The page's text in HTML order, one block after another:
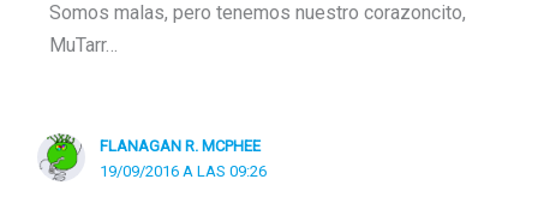
Somos malas, pero tenemos nuestro corazoncito,
MuTarr…
FLANAGAN R. MCPHEE
19/09/2016 A LAS 09:26